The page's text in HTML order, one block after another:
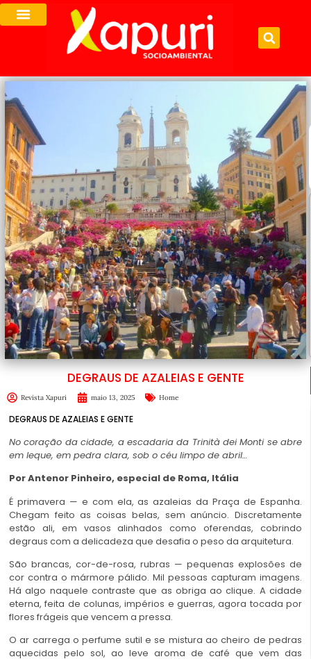
DEGRAUS DE AZALEIAS E GENTE
Revista Xapuri maio 13, 2025 Home
DEGRAUS DE AZALEIAS E GENTE
Nocoração dacidade, a escadariada Trinità deiMonti seabre
em leque, em pedra clara, sob o céu limpo de abril…
Por Antenor Pinheiro, especial de Roma, Itália
É primavera — e com ela, as azaleias da Praça de Espanha.
Chegam feito as coisas belas, sem anúncio. Discretamente
estão ali, em vasos alinhados como oferendas, cobrindo
degraus com a delicadeza que desafia o peso da arquitetura.
São brancas, cor-de-rosa, rubras — pequenas explosões de
cor contra o mármore pálido. Mil pessoas capturam imagens.
Há algo naquele contraste que as obriga ao clique. A cidade
eterna, feita de colunas, impérios e guerras, agora tocada por
flores frágeis que vencem a pressa.
O ar carrega o perfume sutil e se mistura ao cheiro de pedras
aquecidas pelo sol, ao leve aroma de café que vem das